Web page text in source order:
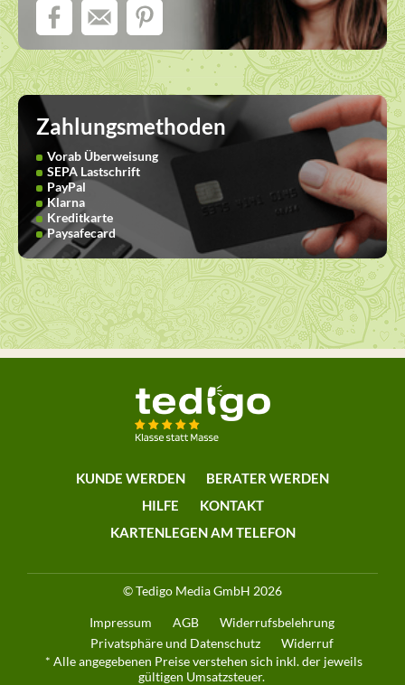
Zahlungsmethoden
Vorab Überweisung
SEPA Lastschrift
PayPal
Klarna
Kreditkarte
Paysafecard
KUNDE WERDEN
BERATER WERDEN
HILFE
KONTAKT
KARTENLEGEN AM TELEFON
© Tedigo Media GmbH 2026
Impressum AGB
Widerrufsbelehrung
Privatsphäre und Datenschutz
Widerruf
* Alle angegebenen Preise verstehen sich inkl. der jeweils
gültigen Umsatzsteuer.